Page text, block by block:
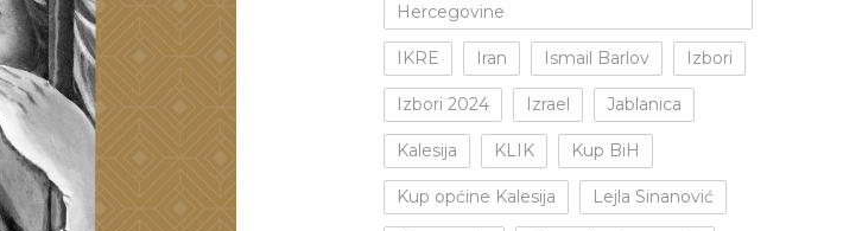
Hercegovine
IKRE Iran Ismail Barlov Izbori
Izbori 2024 Izrael Jablanica
Kalesija KLIK Kup BiH
Kup općine Kalesija Lejla Sinanović